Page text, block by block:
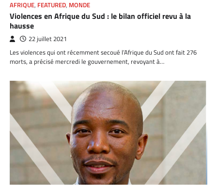
AFRIQUE, FEATURED, MONDE
Violences en Afrique du Sud : le bilan officiel revu à la
hausse
22 juillet 2021
Les violences qui ont récemment secoué l’Afrique du Sud ont fait 276
morts, a précisé mercredi le gouvernement, revoyant à…